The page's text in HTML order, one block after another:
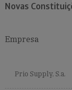
Novas
Empresa
Prio Supply, S.a.